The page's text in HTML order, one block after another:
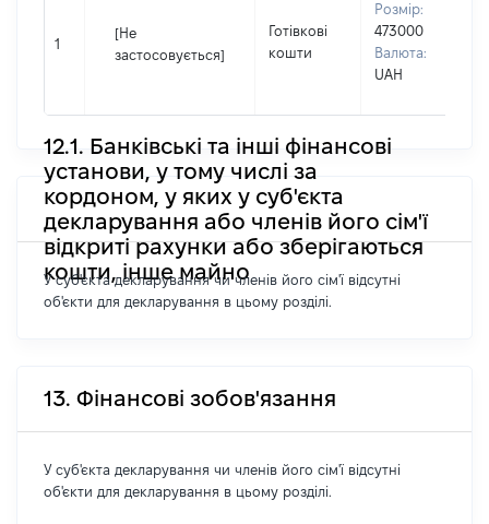
1
[Не
застосовується]
Готівкові
кошти
Розмір:
473000
Валюта:
UAH
12.1. Банківські та інші фінансові
установи, у тому числі за
кордоном, у яких у суб'єкта
декларування або членів його сім'ї
відкриті рахунки або зберігаються
кошти, інше майно
У суб'єкта декларування чи членів його сім'ї відсутні
об'єкти для декларування в цьому розділі.
13. Фінансові зобов'язання
У суб'єкта декларування чи членів його сім'ї відсутні
об'єкти для декларування в цьому розділі.